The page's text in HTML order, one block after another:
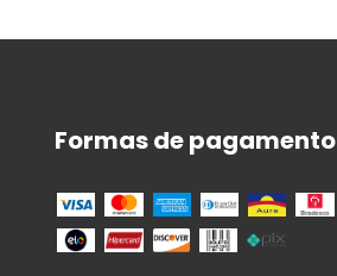
Formas de pagamento